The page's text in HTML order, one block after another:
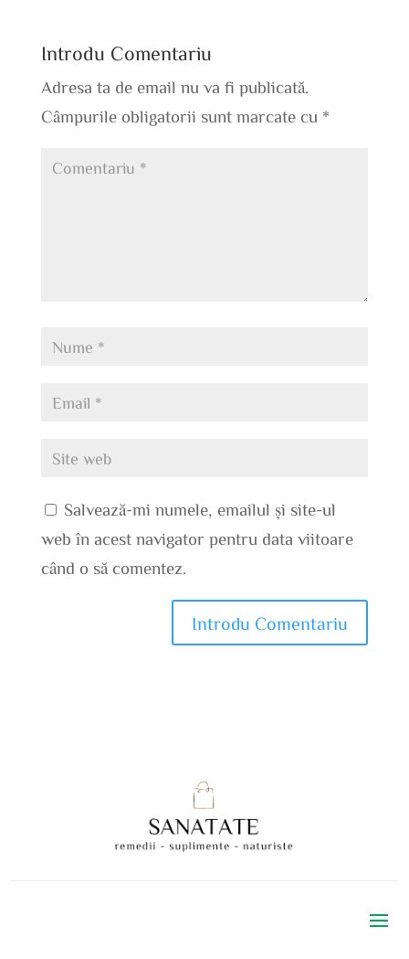
Introdu Comentariu
Adresa ta de email nu va fi publicată.
Câmpurile obligatorii sunt marcate cu *
Salvează-mi numele, emailul și site-ul
web în acest navigator pentru data viitoare
când o să comentez.